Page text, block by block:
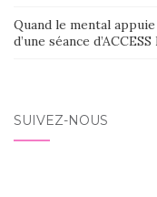
Quand le mental
d’une séance
SUIVEZ-NOUS